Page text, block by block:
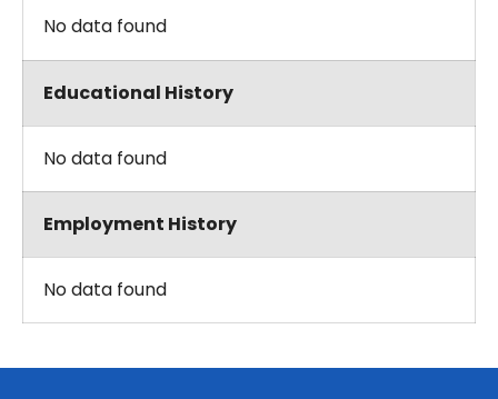
No data found
Educational History
No data found
Employment History
No data found